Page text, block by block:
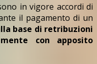
in vigore accordi di
il pagamento di un
base di retribuzioni
con apposito